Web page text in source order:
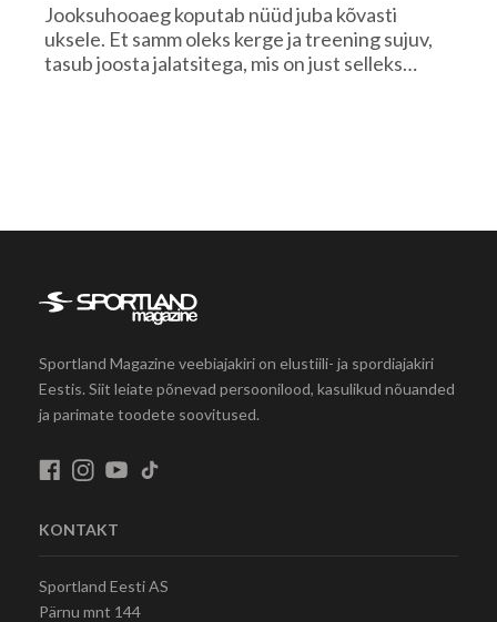
Jooksuhooaeg koputab nüüd juba kõvasti
uksele. Et samm oleks kerge ja treening sujuv,
tasub joosta jalatsitega, mis on just selleks…
Sportland Magazine veebiajakiri on elustiili- ja spordiajakiri
Eestis. Siit leiate põnevad persoonilood, kasulikud nõuanded
ja parimate toodete soovitused.
KONTAKT
Sportland Eesti AS
Pärnu mnt 144